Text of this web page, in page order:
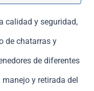
calidad y seguridad,
de chatarras y
de diferentes
y retirada del